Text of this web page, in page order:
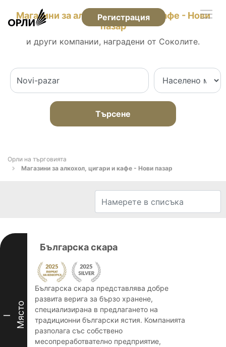
Регистрация
Магазини за алкохол, цигари и кафе - Нови
пазар
и други компании, наградени от Соколите.
Търсене
Орли на търговията
Магазини за алкохол, цигари и кафе - Нови пазар
I Място
Българска скара
Българска скара представлява добре
развита верига за бързо хранене,
специализирана в предлагането на
традиционни български ястия. Компанията
разполага със собствено
месопреработвателно предприятие,